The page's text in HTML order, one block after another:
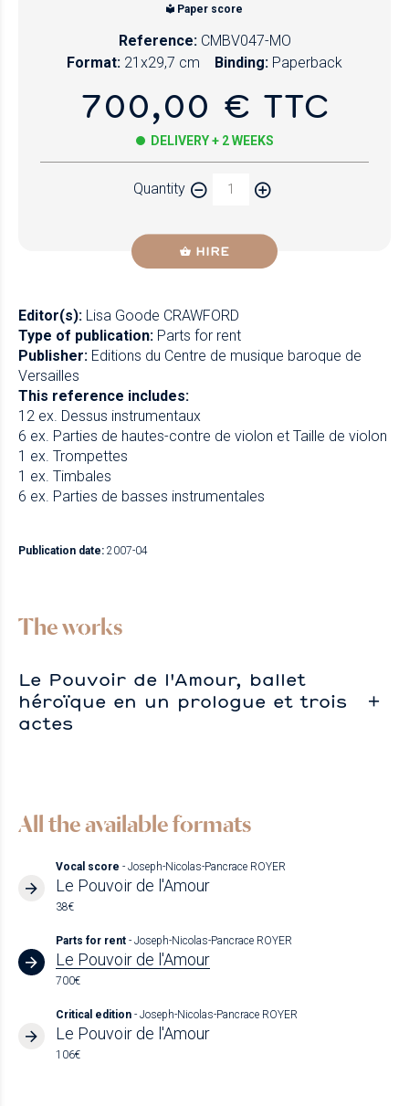
Paper score
Reference: CMBV047-MO
Format: 21x29,7 cm Binding: Paperback
700,00 € TTC
DELIVERY + 2 WEEKS
Quantity
HIRE
Editor(s): Lisa Goode CRAWFORD
Type of publication: Parts for rent
Publisher: Editions du Centre de musique baroque de
Versailles
This reference includes:
12 ex. Dessus instrumentaux
6 ex. Parties de hautes-contre de violon et Taille de violon
1 ex. Trompettes
1 ex. Timbales
6 ex. Parties de basses instrumentales
Publication date: 2007-04
The works
Le Pouvoir de l'Amour, ballet
héroïque en un prologue et trois
actes
All the available formats
Vocal score - Joseph-Nicolas-Pancrace ROYER
Le Pouvoir de l'Amour
38€
Parts for rent - Joseph-Nicolas-Pancrace ROYER
Le Pouvoir de l'Amour
700€
Critical edition - Joseph-Nicolas-Pancrace ROYER
Le Pouvoir de l'Amour
106€